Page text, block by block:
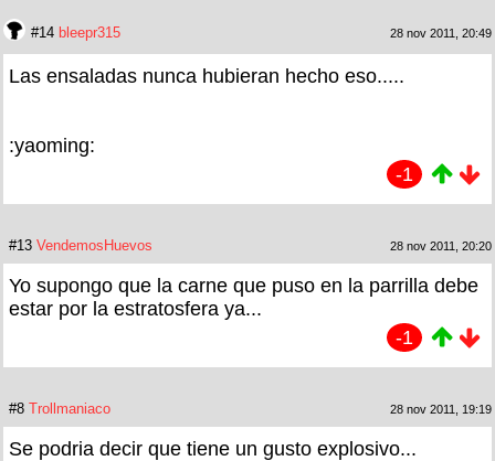
#14 bleepr315 28 nov 2011, 20:49
Las ensaladas nunca hubieran hecho eso.....
:yaoming:
-1
#13 VendemosHuevos 28 nov 2011, 20:20
Yo supongo que la carne que puso en la parrilla debe
estar por la estratosfera ya...
-1
#8 Trollmaniaco 28 nov 2011, 19:19
Se podria decir que tiene un gusto explosivo...